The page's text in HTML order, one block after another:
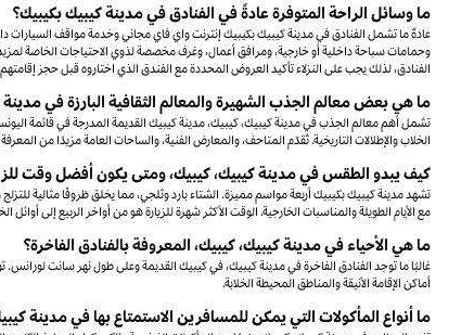
ما وسائل الراحة المتوفرة عادةً في الفنادق في مدينة كيبيك بكيبيك؟
عادةً ما تشمل الفنادق في مدينة كيبيك بكيبيك إنترنت واي فاي مجاني وخدمة مواقف السيارات
وحمامات سباحة داخلية أو خارجية، ومرافق أعمال، وغرف مخصصة لذوي الاحتياجات الخاصة
الفنادق، لذلك يجب على النزلاء تأكيد العروض المحددة مع الفندق الذي اختاروه قبل حجز
ما هي بعض معالم الجذب الشهيرة والمعالم الثقافية البارزة في مدينة
تشمل أهم معالم الجذب في مدينة كيبيك، كيبيك، مدينة كيبيك القديمة المدرجة في قائمة
الخلاب والإطلالات التاريخية. تُقدّم المتاحف، والمعارض الفنية، والساحات العامة مزيدًا من المعرفة
كيف يبدو الطقس في مدينة كيبيك، كيبيك، ومتى يكون أفضل وقت
تشهد مدينة كيبيك بكيبيك أربعة مواسم مميزة. الشتاء بارد وثلجي، مما يخلق ظروفًا مثالية
مع الأيام الطويلة والمناسبات الخارجية. الوقت الأكثر شهرة للزيارة هو من أواخر الربيع إلى
ما هي الأحياء في مدينة كيبيك، كيبيك، المعروفة بالفنادق الفاخرة؟
غالبًا ما توجد الفنادق الفاخرة في مدينة كيبيك، في كيبيك القديمة وعلى طول نهر سانت لورانس.
أماكن الإقامة الأنيقة والمناطق المحيطة الخلابة.
ما أنواع المأكولات التي يمكن للمسافرين الاستمتاع بها في مدينة